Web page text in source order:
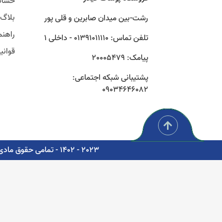
رشت-بین میدان صابرین و قلی پور
تلفن تماس: 01391011110 - داخلی 1
پیامک: 20005479
پشتیبانی شبکه اجتماعی:
09034646082
بلاگ
2023 - 1402 - تمامی حقوق مادی و معنوی برای شرکت پوشاک سبز گستر گیلار محفوظ است. - مشاوره، پشتیبانی و طراحی اتوماسیون دیجیتال: